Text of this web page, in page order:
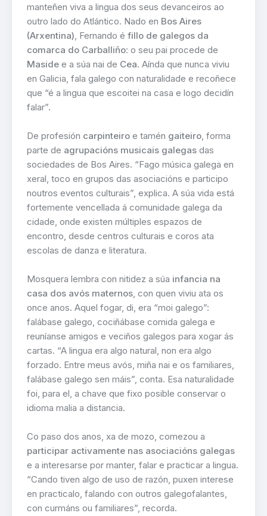
manteñen viva a lingua dos seus devanceiros ao
outro lado do Atlántico. Nado en Bos Aires
(Arxentina) , Fernando é fillo de galegos da
comarca do Carballiño: o seu pai procede de
Maside e a súa nai de Cea. Aínda que nunca viviu
en Galicia, fala galego con naturalidade e recoñece
que “é a lingua que escoitei na casa e logo decidín
falar”.
De profesión carpinteiro e tamén gaiteiro , forma
parte de agrupacións musicais galegas das
sociedades de Bos Aires. “Fago música galega en
xeral, toco en grupos das asociacións e participo
noutros eventos culturais”, explica. A súa vida está
fortemente vencellada á comunidade galega da
cidade, onde existen múltiples espazos de
encontro, desde centros culturais e coros ata
escolas de danza e literatura.
Mosquera lembra con nitidez a súa infancia na
casa dos avós maternos , con quen viviu ata os
once anos. Aquel fogar, di, era “moi galego”:
falábase galego, cociñábase comida galega e
reuníanse amigos e veciños galegos para xogar ás
cartas. “A lingua era algo natural, non era algo
forzado. Entre meus avós, miña nai e os familiares,
falábase galego sen máis”, conta. Esa naturalidade
foi, para el, a chave que fixo posible conservar o
idioma malia a distancia.
Co paso dos anos, xa de mozo, comezou a
participar activamente nas asociacións galegas
e a interesarse por manter, falar e practicar a lingua.
“Cando tiven algo de uso de razón, puxen interese
en practicalo, falando con outros galegofalantes,
con curmáns ou familiares”, recorda.